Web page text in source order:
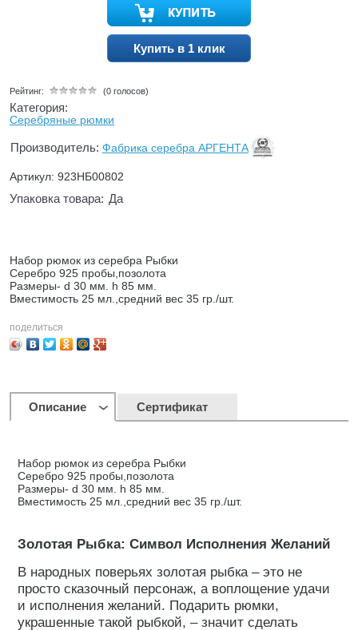
Купить в 1 клик
Рейтинг: (0 голосов)
Категория:
Серебряные рюмки
Производитель: Фабрика серебра АРГЕНТА
Артикул: 923НБ00802
Упаковка товара: Да
Набор рюмок из серебра Рыбки
Серебро 925 пробы,позолота
Размеры- d 30 мм. h 85 мм.
Вместимость 25 мл.,средний вес 35 гр./шт.
поделиться
Описание Сертификат
Набор рюмок из серебра Рыбки
Серебро 925 пробы,позолота
Размеры- d 30 мм. h 85 мм.
Вместимость 25 мл.,средний вес 35 гр./шт.
Золотая Рыбка: Символ Исполнения Желаний
В народных поверьях золотая рыбка – это не
просто сказочный персонаж, а воплощение удачи
и исполнения желаний. Подарить рюмки,
украшенные такой рыбкой, – значит сделать